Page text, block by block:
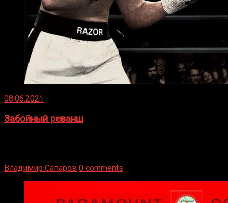
08.06.2021
Забойный реванш
Владимир Сапаров 0 comments